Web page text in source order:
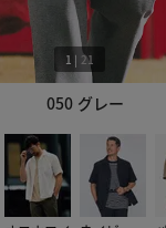
050 グレー
1 | 21
1